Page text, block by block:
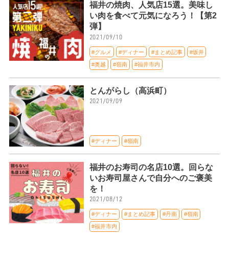
福井の焼肉、人気店15選。美味し
い肉を食べて元気になろう！【第2
弾】
2021/09/10
#グルメ #ディナー #まとめ記事 #坂井
#奥越 #嶺南 #福井市内
とんがらし（高浜町）
2021/09/09
#ディナー #嶺南
福井のお寿司の名店10選。回らな
いお寿司屋さんで自分へのご褒美
を！
2021/08/12
#ディナー #まとめ記事 #丹南 #嶺南
#福井市内